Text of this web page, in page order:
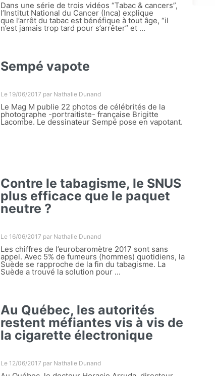
Dans une série de trois vidéos “Tabac & cancers”,
l’Institut National du Cancer (Inca) explique
que l’arrêt du tabac est bénéfique à tout âge, “il
n’est jamais trop tard pour s’arrêter” et ...
Sempé vapote
Le 19/06/2017 par Nathalie Dunand
Le Mag M publie 22 photos de célébrités de la
photographe -portraitiste- française Brigitte
Lacombe. Le dessinateur Sempé pose en vapotant.
Contre le tabagisme, le SNUS
plus efficace que le paquet
neutre ?
Le 16/06/2017 par Nathalie Dunand
Les chiffres de l’eurobaromètre 2017 sont sans
appel. Avec 5% de fumeurs (hommes) quotidiens, la
Suède se rapproche de la fin du tabagisme. La
Suède a trouvé la solution pour ...
Au Québec, les autorités
restent méfiantes vis à vis de
la cigarette électronique
Le 12/06/2017 par Nathalie Dunand